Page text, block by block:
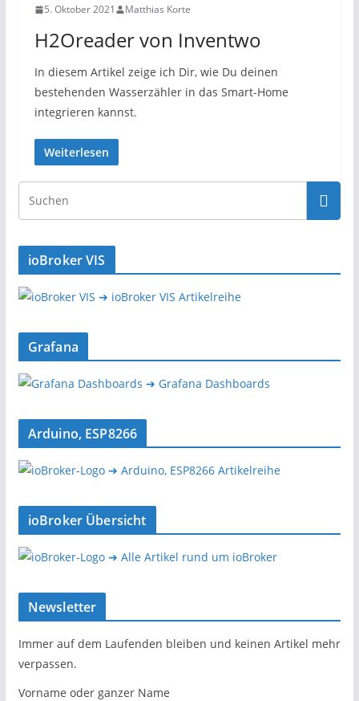
5. Oktober 2021 Matthias Korte
H2Oreader von Inventwo
In diesem Artikel zeige ich Dir, wie Du deinen
bestehenden Wasserzähler in das Smart-Home
integrieren kannst.
Weiterlesen
ioBroker VIS
➔ ioBroker VIS Artikelreihe
Grafana
➔ Grafana Dashboards
Arduino, ESP8266
➔ Arduino, ESP8266 Artikelreihe
ioBroker Übersicht
➔ Alle Artikel rund um ioBroker
Newsletter
Immer auf dem Laufenden bleiben und keinen Artikel mehr
verpassen.
Vorname oder ganzer Name